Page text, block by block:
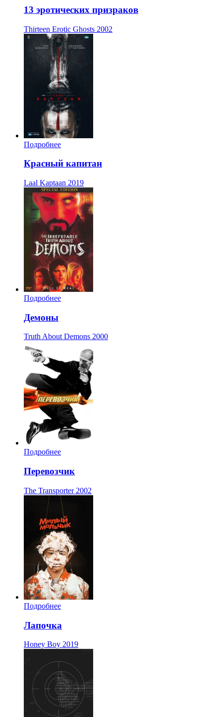
13 эротических призраков
Thirteen Erotic Ghosts 2002
Подробнее
Красный капитан
Laal Kaptaan 2019
Подробнее
Демоны
Truth About Demons 2000
Подробнее
Перевозчик
The Transporter 2002
Подробнее
Лапочка
Honey Boy 2019